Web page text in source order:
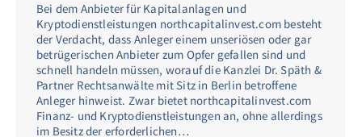
Bei dem Anbieter für Kapitalanlagen und
Kryptodienstleistungen northcapitalinvest.com besteht
der Verdacht, dass Anleger einem unseriösen oder gar
betrügerischen Anbieter zum Opfer gefallen sind und
schnell handeln müssen, worauf die Kanzlei Dr. Späth &
Partner Rechtsanwälte mit Sitz in Berlin betroffene
Anleger hinweist. Zwar bietet northcapitalinvest.com
Finanz- und Kryptodienstleistungen an, ohne allerdings
im Besitz der erforderlichen…